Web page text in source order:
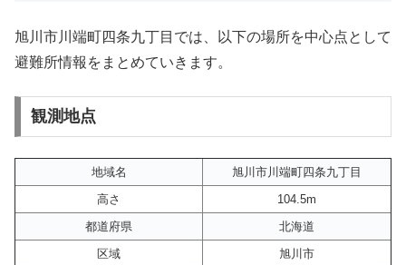
旭川市川端町四条九丁目では、以下の場所を中心点として
避難所情報をまとめていきます。
観測地点
地域名
旭川市川端町四条九丁目
高さ
104.5m
都道府県
北海道
区域
旭川市